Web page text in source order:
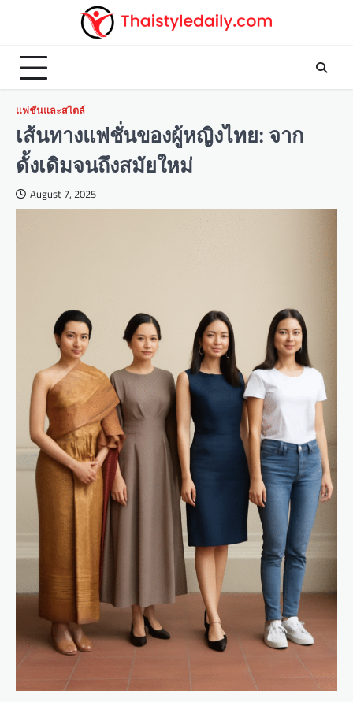
แฟชั่นและสไตล์
เส้นทางแฟชั่นของผู้หญิงไทย: จาก
ดั้งเดิมจนถึงสมัยใหม่
August 7, 2025